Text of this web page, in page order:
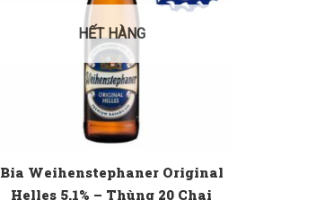
HẾT HÀNG
Bia Weihenstephaner Original
Helles 5.1% – Thùng 20 Chai